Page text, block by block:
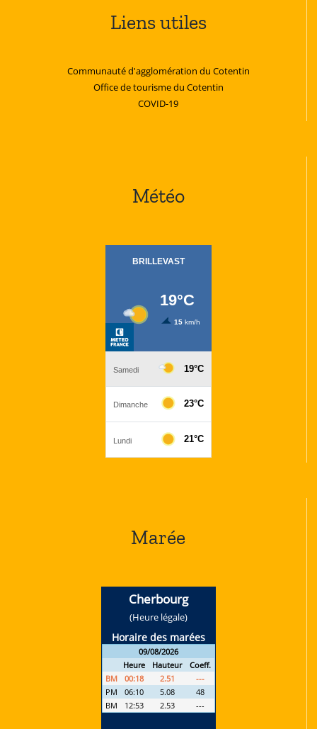
Liens utiles
Communauté d'agglomération du Cotentin
Office de tourisme du Cotentin
COVID-19
Météo
Marée